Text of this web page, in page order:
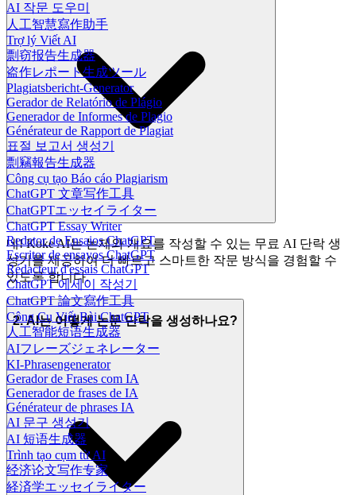
AI 작문 도우미
人工智慧寫作助手
Trợ lý Viết AI
剽窃报告生成器
盗作レポート生成ツール
Plagiatsbericht-Generator
Gerador de Relatório de Plágio
Generador de Informes de Plagio
Générateur de Rapport de Plagiat
표절 보고서 생성기
剽竊報告生成器
Công cụ tạo Báo cáo Plagiarism
ChatGPT 文章写作工具
ChatGPTエッセイライター
ChatGPT Essay Writer
Redator de Ensaios ChatGPT
Escritor de ensayos ChatGPT
Rédacteur d'essais ChatGPT
ChatGPT 에세이 작성기
ChatGPT 論文寫作工具
Công Cụ Viết Bài ChatGPT
人工智能短语生成器
AIフレーズジェネレーター
KI-Phrasengenerator
Gerador de Frases com IA
Generador de frases de IA
Générateur de phrases IA
AI 문구 생성기
AI 短语生成器
Trình tạo cụm từ AI
经济论文写作专家
経済学エッセイライター
네! Koke AI는 논제와 개요를 작성할 수 있는 무료 AI 단락 생
성기를 제공하여 더 빠르고 스마트한 작문 방식을 경험할 수
있도록 합니다.
2. AI는 어떻게 논문 단락을 생성하나요?